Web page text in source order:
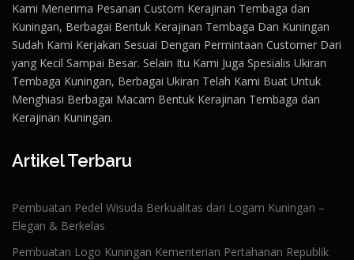
Kami Menerima Pesanan Custom Kerajinan Tembaga dan
Kuningan, Berbagai Bentuk Kerajinan Tembaga Dan Kuningan
Sudah Kami Kerjakan Sesuai Dengan Permintaan Customer Dari
yang Kecil Sampai Besar. Selain Itu Kami Juga Spesialis Ukiran
Tembaga Kuningan, Berbagai Ukiran Telah Kami Buat Untuk
Menghiasi Berbagai Macam Bentuk Kerajinan Tembaga dan
Kerajinan Kuningan.
Artikel Terbaru
Pembuatan Pedel Wisuda Berkualitas dari Logam Kuningan –
Elegan & Berkelas
Pembuatan Logo Kuningan Kementerian Pertahanan Republik